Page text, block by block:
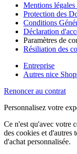
Mentions
Protection des
Conditions
Déclaration
Paramètres de
Résiliation des
Entreprise
Autres nice
Renoncer au contrat
Personnalisez votre
Ce n'est qu'avec votre
des cookies et d'autres
d'achat personnalisée.